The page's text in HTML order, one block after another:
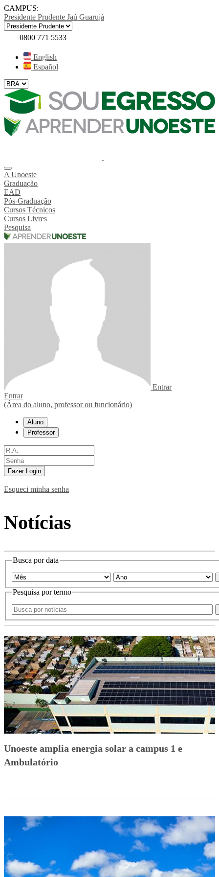
CAMPUS:
Presidente Prudente Jaú Guarujá
0800 771 5533
English
Español
A Unoeste
Graduação
EAD
Pós-Graduação
Cursos Técnicos
Cursos Livres
Pesquisa
Entrar
Entrar
(Área do aluno, professor ou funcionário)
Aluno
Professor
Fazer Login
Esqueci minha senha
Notícias
Busca por data
Pesquisa por termo
Unoeste amplia energia solar a campus 1 e
Ambulatório